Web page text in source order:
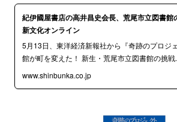
紀伊國屋書店の高井昌史会長、荒尾市立図書館
新文化オンライン
5月13日、東洋経済新報社から『奇跡のプロジ
館が町を変えた！ 新生・荒尾市立図書館の挑戦
www.shinbunka.co.jp